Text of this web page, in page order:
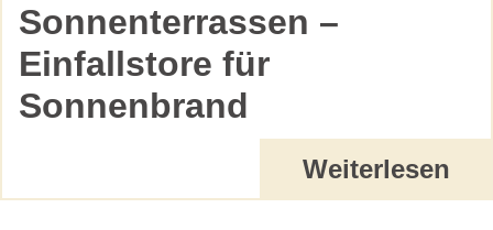
Sonnenterrassen –
Einfallstore für
Sonnenbrand
Weiterlesen